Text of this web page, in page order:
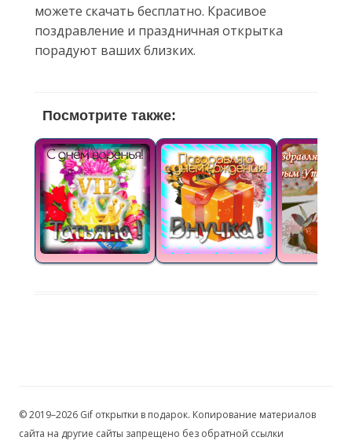
можете скачать бесплатно. Красивое
поздравление и праздничная открытка
порадуют ваших близких.
Посмотрите также:
© 2019–2026 Gif открытки в подарок. Копирование материалов
сайта на другие сайты запрещено без обратной ссылки